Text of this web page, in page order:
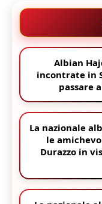
Albian
incontrate in
passare
La nazionale
le
Durazzo in